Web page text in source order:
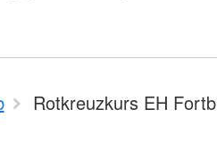
Rotkreuzkurs EH